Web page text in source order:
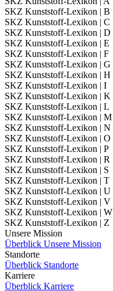
SKZ Kunststoff-Lexikon | B
SKZ Kunststoff-Lexikon | C
SKZ Kunststoff-Lexikon | D
SKZ Kunststoff-Lexikon | E
SKZ Kunststoff-Lexikon | F
SKZ Kunststoff-Lexikon | G
SKZ Kunststoff-Lexikon | H
SKZ Kunststoff-Lexikon | I
SKZ Kunststoff-Lexikon | K
SKZ Kunststoff-Lexikon | L
SKZ Kunststoff-Lexikon | M
SKZ Kunststoff-Lexikon | N
SKZ Kunststoff-Lexikon | O
SKZ Kunststoff-Lexikon | P
SKZ Kunststoff-Lexikon | R
SKZ Kunststoff-Lexikon | S
SKZ Kunststoff-Lexikon | T
SKZ Kunststoff-Lexikon | U
SKZ Kunststoff-Lexikon | V
SKZ Kunststoff-Lexikon | W
SKZ Kunststoff-Lexikon | Z
Unsere Mission
Überblick Unsere Mission
Standorte
Überblick Standorte
Karriere
Überblick Karriere